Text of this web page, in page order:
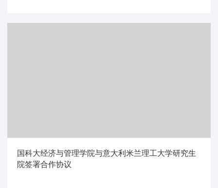
国科大经济与管理学院与意大利米兰理工大学研究生
院签署合作协议